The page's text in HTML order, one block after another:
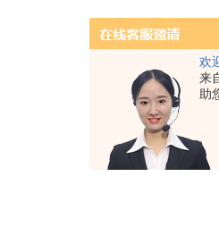
欢
来
助